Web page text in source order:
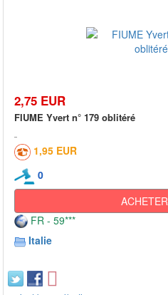
2,75 EUR
FIUME Yvert n° 179 oblitéré
1,95 EUR
0
ACHETER
FR - 59***
Italie